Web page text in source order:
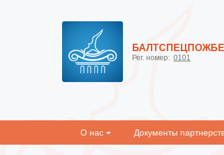
Рег. номер: 0101
О нас Документы